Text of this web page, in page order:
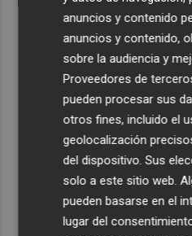
anuncios y contenido
anuncios y contenido,
sobre la audiencia y
Proveedores de
pueden procesar sus
otros fines, incluido el
geolocalización
del dispositivo. Sus
solo a este sitio web.
pueden basarse en el
lugar del